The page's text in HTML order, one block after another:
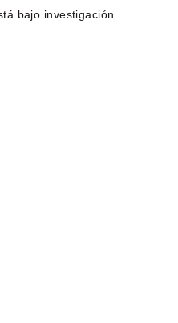
bajo investigación.